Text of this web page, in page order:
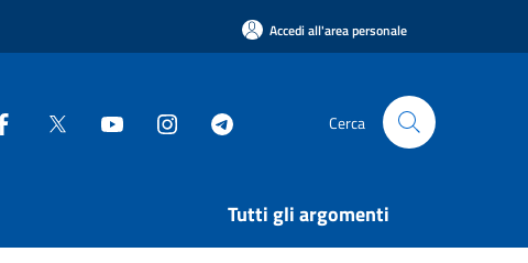
Accedi all'area personale
Cerca
Tutti gli argomenti